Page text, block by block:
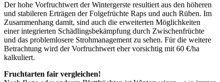
Der hohe Vorfruchtwert der Wintergerste resultiert aus den höheren
und stabileren Erträgen der Folgefrüchte Raps und auch Rüben. Im
Zusammenhang damit, sind auch die erweiterten Möglichkeiten
einer integrierten Schädlingsbekämpfung durch Zwischenfrüchte
und das problemlosere Strohmanagement zu sehen. Für die weitere
Betrachtung wird der Vorfruchtwert eher vorsichtig mit 60 €/ha
kalkuliert.
Fruchtarten fair vergleichen!